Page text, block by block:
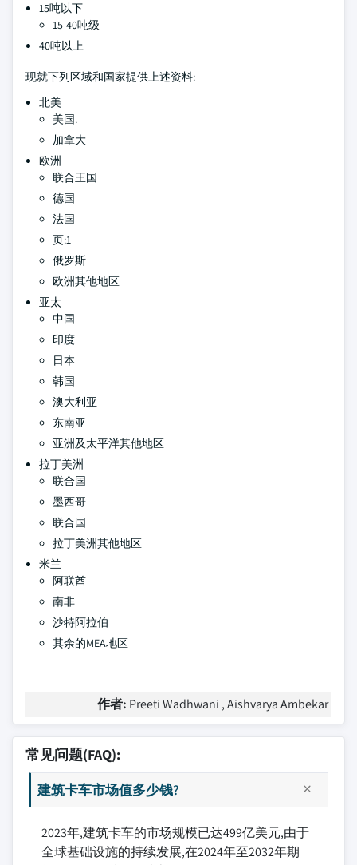
15吨以下
15-40吨级
40吨以上
现就下列区域和国家提供上述资料:
北美
美国.
加拿大
欧洲
联合王国
德国
法国
页:1
俄罗斯
欧洲其他地区
亚太
中国
印度
日本
韩国
澳大利亚
东南亚
亚洲及太平洋其他地区
拉丁美洲
联合国
墨西哥
联合国
拉丁美洲其他地区
米兰
阿联酋
南非
沙特阿拉伯
其余的MEA地区
作者: Preeti Wadhwani , Aishvarya Ambekar
常见问题(FAQ):
建筑卡车市场值多少钱?
2023年,建筑卡车的市场规模已达499亿美元,由于
全球基础设施的持续发展,在2024年至2032年期